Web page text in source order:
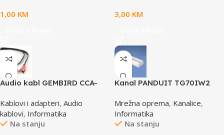
1,00 KM
3,00 KM
Audio kabl GEMBIRD CCA-
phono, 1,5m
Kablovi i adapteri, Audio
kablovi, Informatika
Na stanju
Kanal PANDUIT TG70IW2
Mrežna oprema, Kanalice,
Informatika
Na stanju